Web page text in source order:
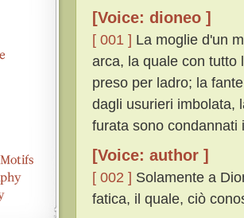
[Voice: dioneo ]
[ 001 ] La moglie d'un
arca, la quale con tutto
preso per ladro; la
dagli usurieri imbolata,
furata sono condannati
[Voice: author ]
[ 002 ] Solamente a
fatica, il quale, ciò